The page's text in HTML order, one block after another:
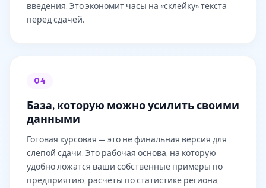
введения. Это экономит часы на «склейку» текста
перед сдачей.
04
База, которую можно усилить своими
данными
Готовая курсовая — это не финальная версия для
слепой сдачи. Это рабочая основа, на которую
удобно ложатся ваши собственные примеры по
предприятию, расчёты по статистике региона,